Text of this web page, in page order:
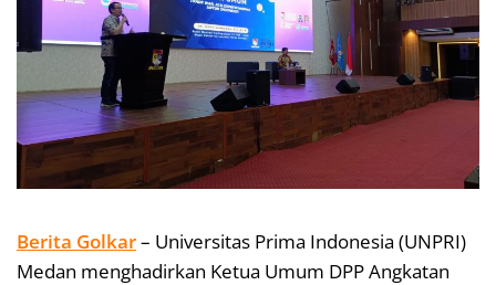
Berita Golkar– Universitas Prima Indonesia (UNPRI)
Medan menghadirkan Ketua Umum DPP Angkatan